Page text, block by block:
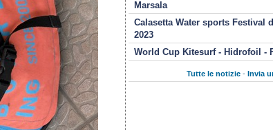
Marsala
Calasetta Water sports Festival
2023
World Cup Kitesurf - Hidrofoil -
Tutte le notizie -Invia